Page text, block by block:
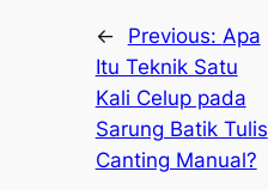
← Previous: Apa
Itu Teknik Satu
Kali Celup pada
Sarung Batik Tulis
Canting Manual?